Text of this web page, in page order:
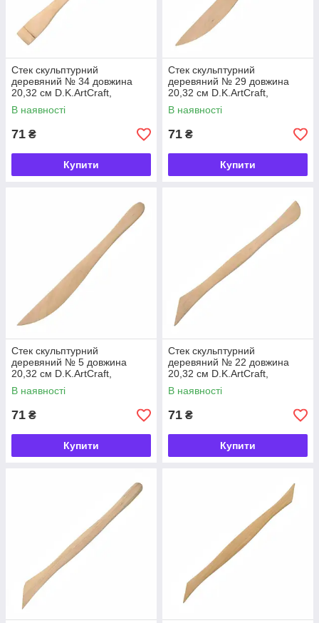
Стек скульптурний
деревяний № 34 довжина
20,32 см D.K.ArtCraft,
94161934
В наявності
71 ₴
Купити
Стек скульптурний
деревяний № 29 довжина
20,32 см D.K.ArtCraft,
94161929
В наявності
71 ₴
Купити
Стек скульптурний
деревяний № 5 довжина
20,32 см D.K.ArtCraft,
94161905
В наявності
71 ₴
Купити
Стек скульптурний
деревяний № 22 довжина
20,32 см D.K.ArtCraft,
94161922
В наявності
71 ₴
Купити